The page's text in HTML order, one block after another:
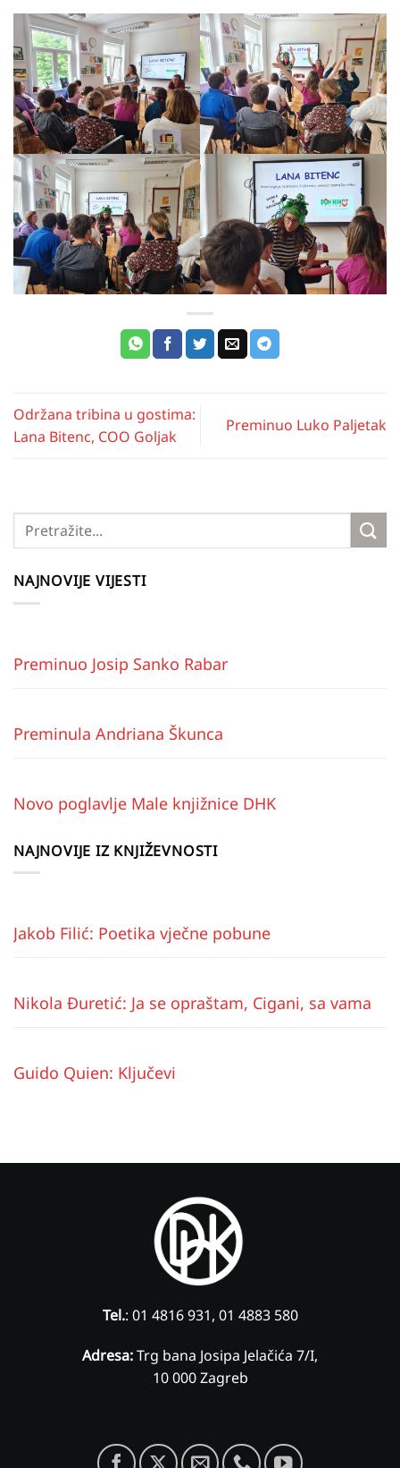
Održana tribina u gostima:
Lana Bitenc, COO Goljak
Preminuo Luko Paljetak
NAJNOVIJE VIJESTI
Preminuo Josip Sanko Rabar
Preminula Andriana Škunca
Novo poglavlje Male knjižnice DHK
NAJNOVIJE IZ KNJIŽEVNOSTI
Jakob Filić: Poetika vječne pobune
Nikola Đuretić: Ja se opraštam, Cigani, sa vama
Guido Quien: Ključevi
Tel.: 01 4816 931, 01 4883 580
Adresa:Trg bana Josipa Jelačića 7/I,
10 000 Zagreb